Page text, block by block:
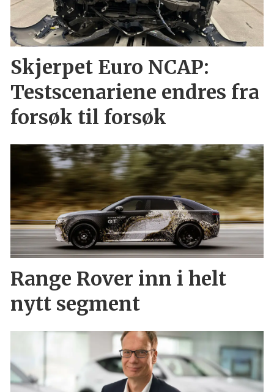
Skjerpet Euro NCAP:
Testscenariene endres fra
forsøk til forsøk
Range Rover inn i helt
nytt segment